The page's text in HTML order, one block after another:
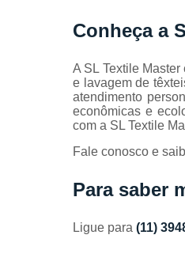
Conheça a
A SL Textile
e lavagem de
atendimento
econômicas e
com a SL Textile
Fale conosco e
Para saber
Ligue para (11)